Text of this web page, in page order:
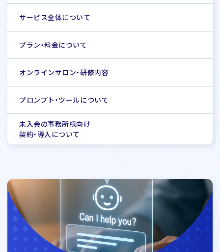
サービス全体について
プラン・料金について
オンラインサロン・研修内容
プロンプト・ツールについて
未入会の事務所様向け
契約・導入について